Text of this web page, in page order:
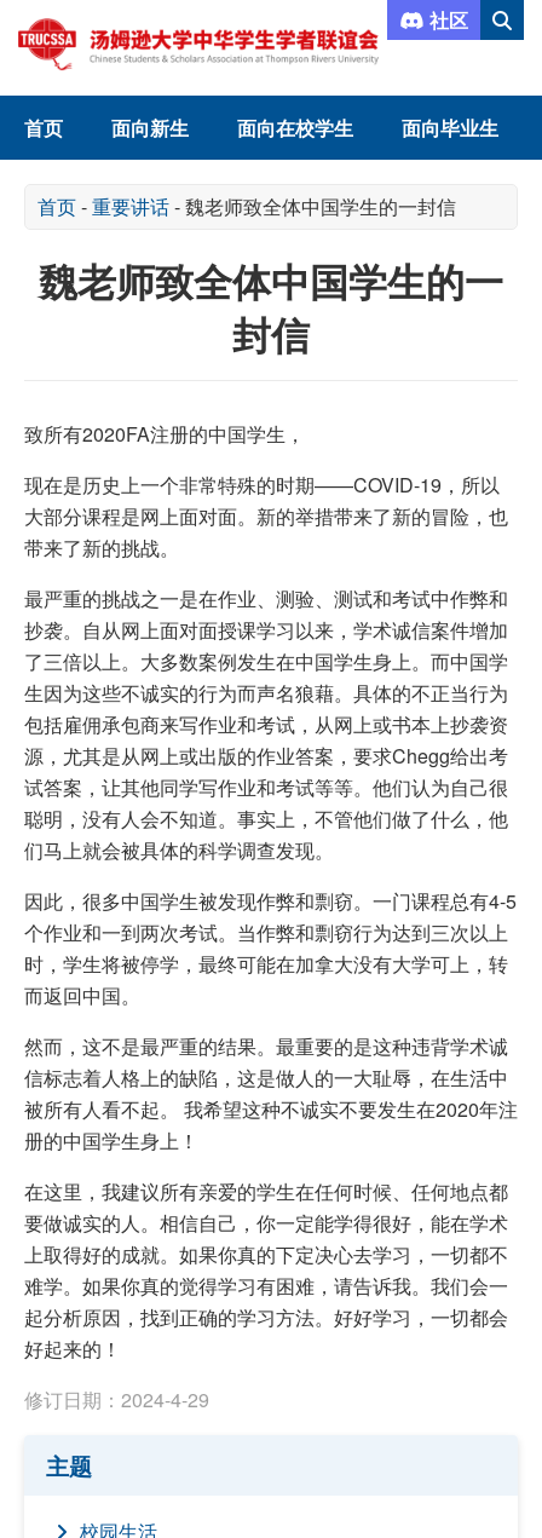
社区
首页 面向新生 面向在校学生 面向毕业生
首页-重要讲话-魏老师致全体中国学生的一封信
魏老师致全体中国学生的一
封信
致所有2020FA注册的中国学生，
现在是历史上一个非常特殊的时期——COVID-19，所以
大部分课程是网上面对面。新的举措带来了新的冒险，也
带来了新的挑战。
最严重的挑战之一是在作业、测验、测试和考试中作弊和
抄袭。自从网上面对面授课学习以来，学术诚信案件增加
了三倍以上。大多数案例发生在中国学生身上。而中国学
生因为这些不诚实的行为而声名狼藉。具体的不正当行为
包括雇佣承包商来写作业和考试，从网上或书本上抄袭资
源，尤其是从网上或出版的作业答案，要求Chegg给出考
试答案，让其他同学写作业和考试等等。他们认为自己很
聪明，没有人会不知道。事实上，不管他们做了什么，他
们马上就会被具体的科学调查发现。
因此，很多中国学生被发现作弊和剽窃。一门课程总有4-5
个作业和一到两次考试。当作弊和剽窃行为达到三次以上
时，学生将被停学，最终可能在加拿大没有大学可上，转
而返回中国。
然而，这不是最严重的结果。最重要的是这种违背学术诚
信标志着人格上的缺陷，这是做人的一大耻辱，在生活中
被所有人看不起。 我希望这种不诚实不要发生在2020年注
册的中国学生身上！
在这里，我建议所有亲爱的学生在任何时候、任何地点都
要做诚实的人。相信自己，你一定能学得很好，能在学术
上取得好的成就。如果你真的下定决心去学习，一切都不
难学。如果你真的觉得学习有困难，请告诉我。我们会一
起分析原因，找到正确的学习方法。好好学习，一切都会
好起来的！
修订日期：2024-4-29
主题
校园生活